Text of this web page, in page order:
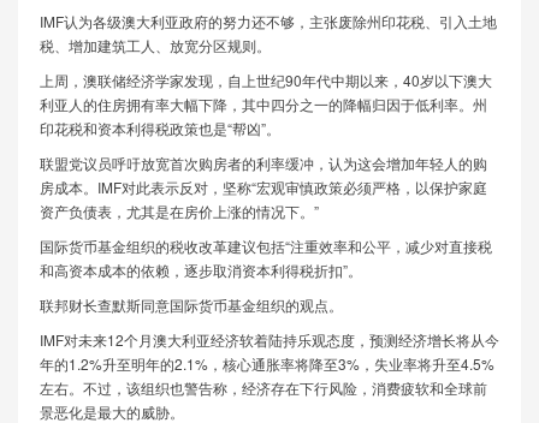
IMF认为各级澳大利亚政府的努力还不够，主张废除州印花税、引入土地
税、增加建筑工人、放宽分区规则。
上周，澳联储经济学家发现，自上世纪90年代中期以来，40岁以下澳大
利亚人的住房拥有率大幅下降，其中四分之一的降幅归因于低利率。州
印花税和资本利得税政策也是“帮凶”。
联盟党议员呼吁放宽首次购房者的利率缓冲，认为这会增加年轻人的购
房成本。IMF对此表示反对，坚称“宏观审慎政策必须严格，以保护家庭
资产负债表，尤其是在房价上涨的情况下。”
国际货币基金组织的税收改革建议包括“注重效率和公平，减少对直接税
和高资本成本的依赖，逐步取消资本利得税折扣”。
联邦财长查默斯同意国际货币基金组织的观点。
IMF对未来12个月澳大利亚经济软着陆持乐观态度，预测经济增长将从今
年的1.2%升至明年的2.1%，核心通胀率将降至3%，失业率将升至4.5%
左右。不过，该组织也警告称，经济存在下行风险，消费疲软和全球前
景恶化是最大的威胁。